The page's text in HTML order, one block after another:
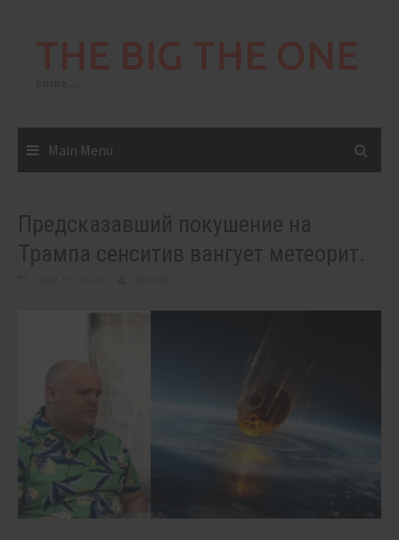
Main Menu
Предсказавший покушение на
Трампа сенситив вангует метеорит.